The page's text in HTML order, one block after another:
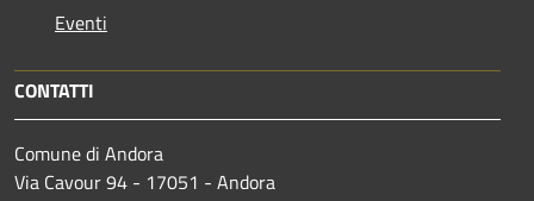
Eventi
CONTATTI
Comune di Andora
Via Cavour 94 - 17051 - Andora